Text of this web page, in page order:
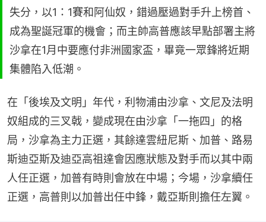
失分，以1：1賽和阿仙奴，錯過壓過對手升上榜首、
成為聖誕冠軍的機會；而主帥高普應該早點部署主將
沙拿在1月中要應付非洲國家盃，畢竟一眾鋒將近期
集體陷入低潮。
在「後埃及文明」年代，利物浦由沙拿、文尼及法明
奴組成的三叉戟，變成現在由沙拿「一拖四」的格
局，沙拿為主力正選，其餘達雲紐尼斯、加普、路易
斯迪亞斯及迪亞高祖達會因應狀態及對手而以其中兩
人任正選，加普有時則會放在中場；今場，沙拿續任
正選，高普則以加普出任中鋒，戴亞斯則擔任左翼。